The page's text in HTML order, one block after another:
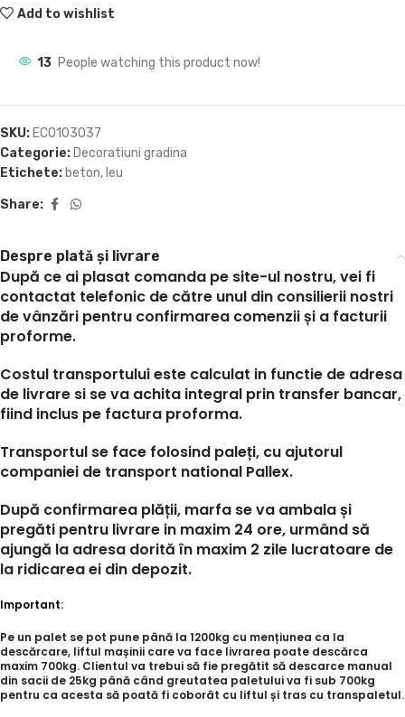
Add to wishlist
13 People watching this product now!
SKU: ECO103037
Categorie: Decoratiuni gradina
Etichete: beton, leu
Share:
Despre plată și livrare
După ce ai plasat comanda pe site-ul nostru, vei fi
contactat telefonic de către unul din consilierii nostri
de vânzări pentru confirmarea comenzii și a facturii
proforme.
Costul transportului este calculat in functie de adresa
de livrare si se va achita integral prin transfer bancar,
fiind inclus pe factura proforma.
Transportul se face folosind paleți, cu ajutorul
companiei de transport national Pallex.
După confirmarea plății, marfa se va ambala și
pregăti pentru livrare in maxim 24 ore, urmând să
ajungă la adresa dorită în maxim 2 zile lucratoare de
la ridicarea ei din depozit.
Important:
Pe un palet se pot pune până la 1200kg cu mențiunea ca la
descărcare, liftul mașinii care va face livrarea poate descărca
maxim 700kg. Clientul va trebui să fie pregătit să descarce manual
din sacii de 25kg până când greutatea paletului va fi sub 700kg
pentru ca acesta să poată fi coborât cu liftul și tras cu transpaletul.